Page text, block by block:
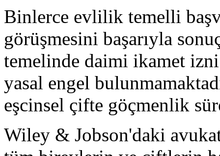
Binlerce evlilik temelli
görüşmesini başarıyla
temelinde daimi ikamet izni
yasal engel
eşcinsel çifte göçmenlik
Wiley & Jobson'daki